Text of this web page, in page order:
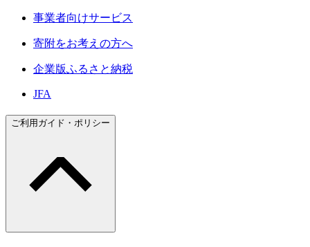
事業者向けサービス
寄附をお考えの方へ
企業版ふるさと納税
JFA
ご利用ガイド・ポリシー